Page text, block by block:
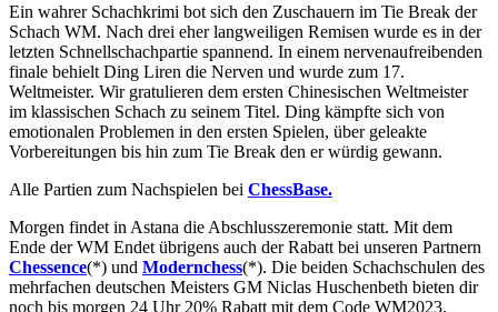
Ein wahrer Schachkrimi bot sich den Zuschauern im Tie Break der
Schach WM. Nach drei eher langweiligen Remisen wurde es in der
letzten Schnellschachpartie spannend. In einem nervenaufreibenden
finale behielt Ding Liren die Nerven und wurde zum 17.
Weltmeister. Wir gratulieren dem ersten Chinesischen Weltmeister
im klassischen Schach zu seinem Titel. Ding kämpfte sich von
emotionalen Problemen in den ersten Spielen, über geleakte
Vorbereitungen bis hin zum Tie Break den er würdig gewann.
Alle Partien zum Nachspielen bei ChessBase.
Morgen findet in Astana die Abschlusszeremonie statt. Mit dem
Ende der WM Endet übrigens auch der Rabatt bei unseren Partnern
Chessence(*) und Modernchess(*). Die beiden Schachschulen des
mehrfachen deutschen Meisters GM Niclas Huschenbeth bieten dir
noch bis morgen 24 Uhr 20% Rabatt mit dem Code WM2023.